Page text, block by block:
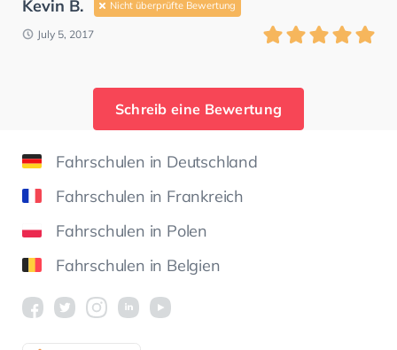
Kevin B. Nicht überprüfte Bewertung
July 5, 2017
Schreib eine Bewertung
Fahrschulen in Deutschland
Fahrschulen in Frankreich
Fahrschulen in Polen
Fahrschulen in Belgien